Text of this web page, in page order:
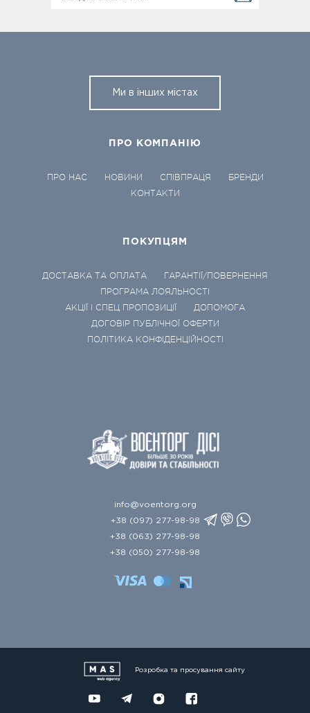
Ми в інших містах
ПРО КОМПАНІЮ
ПРО НАС НОВИНИ СПІВПРАЦЯ
БРЕНДИ
КОНТАКТИ
ПОКУПЦЯМ
ДОСТАВКА ТА ОПЛАТА
ГАРАНТІЇ/ПОВЕРНЕННЯ
ПРОГРАМА ЛОЯЛЬНОСТІ
АКЦІЇ І СПЕЦ ПРОПОЗИЦІЇ
ДОПОМОГА
ДОГОВІР ПУБЛІЧНОЇ ОФЕРТИ
ПОЛІТИКА КОНФІДЕНЦІЙНОСТІ
info@voentorg.org
+38 (097) 277-98-98
+38 (063) 277-98-98
+38 (050) 277-98-98
Розробка та просування сайту